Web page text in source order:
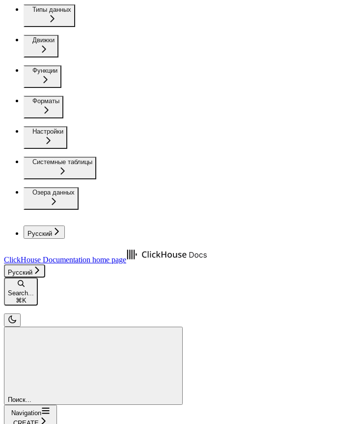
Типы данных
Движки
Функции
Форматы
Настройки
Системные таблицы
Озера данных
Русский
ClickHouse Documentation home page
Русский
Search...
⌘K
Поиск...
Navigation